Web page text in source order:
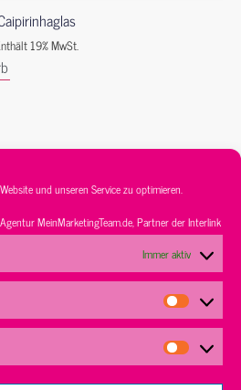
und unseren Service zu optimieren.
MeinMarketingTeam.de, Partner derInterlink
Immer aktiv
19% MwSt.
AGB’s